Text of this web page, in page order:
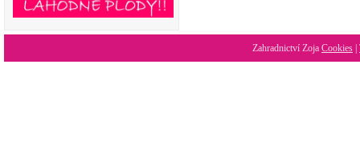
Zahradnictví Zoja Cookies